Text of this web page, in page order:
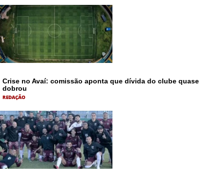
Crise no Avaí: comissão aponta que dívida do clube quase
dobrou
REDAÇÃO